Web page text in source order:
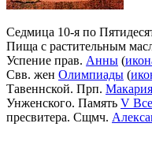
Седмица 10-я по
Пища с растительным
Успение прав. Анны (
Свв. жен Олимпиады (
Тавеннской. Прп. Макария
Унженского. Память V
пресвитера. Сщмч.